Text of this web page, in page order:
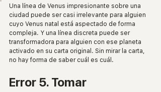
Una línea de Venus impresionante sobre una
ciudad puede ser casi irrelevante para alguien
cuyo Venus natal está aspectado de forma
compleja. Y una línea discreta puede ser
transformadora para alguien con ese planeta
activado en su carta original. Sin mirar la carta,
no hay forma de saber cuál es cuál.
Error 5. Tomar